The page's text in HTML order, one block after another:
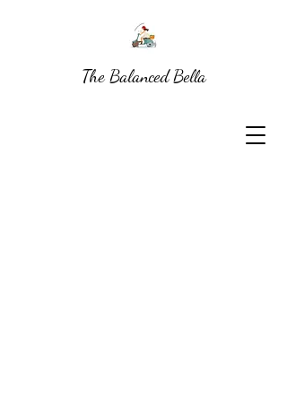
The Balanced Bella